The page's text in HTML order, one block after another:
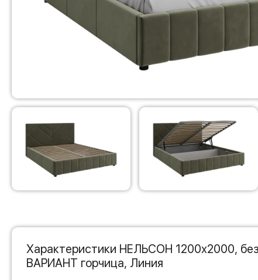
Характеристики НЕЛЬСОН 1200х2000,
ВАРИАНТ горчица, Линия